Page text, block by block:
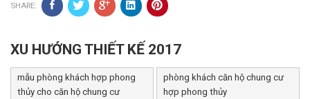
SHARE:
XU HƯỚNG THIẾT KẾ 2017
mẫu phòng khách hợp phong
thủy cho căn hộ chung cư
phòng khách căn hộ chung cư
hợp phong thủy